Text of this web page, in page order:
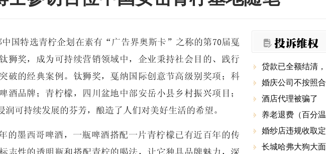
中国特选青柠企划在素有“广告界奥斯卡”之称的第70届戛
狮奖，成为可持续营销领域中，企业秉持社会目的、践行
破的经典案例。钛狮奖，戛纳国际创意节高级别奖项；科
酒品牌；青柠檬，四川盆地中部安岳小县乡村振兴项目；
润可持续发展的芬芳，酿造了人们对美好生活的希望。
的墨西哥啤酒，一瓶啤酒搭配一片青柠檬已有近百年的传
志性的透明瓶和搭配青柠的喝法，让它独具品牌魅力，深
 投诉维权
 贷款已全额结清，新
 婚庆公司不按照
 酒店代理被骗了
 养老退费（百分温
 婚纱店违规收取
 长城哈弗大狗大面积喷漆仍严